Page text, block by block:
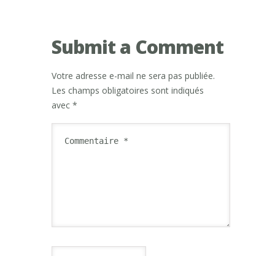
Submit a Comment
Votre adresse e-mail ne sera pas publiée.
Les champs obligatoires sont indiqués
avec *